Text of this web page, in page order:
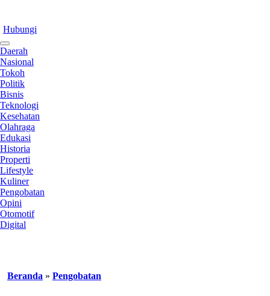
Hubungi
Daerah
Nasional
Tokoh
Politik
Bisnis
Teknologi
Kesehatan
Olahraga
Edukasi
Historia
Properti
Lifestyle
Kuliner
Pengobatan
Opini
Otomotif
Digital
Beranda » Pengobatan